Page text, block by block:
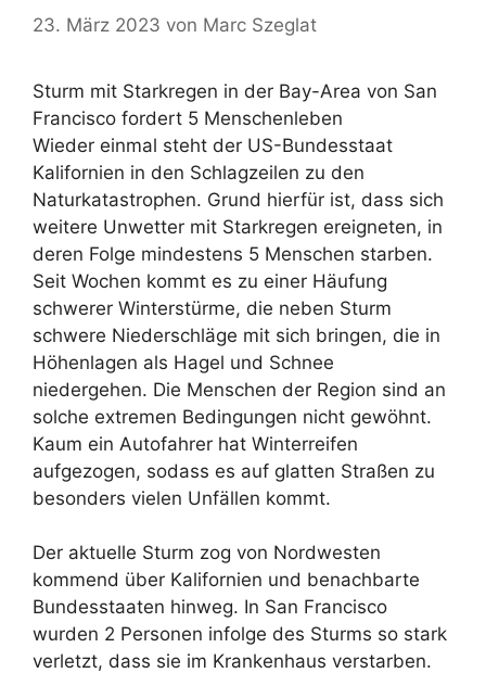
23. März 2023 von Marc Szeglat
Sturm mit Starkregen in der Bay-Area von San
Francisco fordert 5 Menschenleben
Wieder einmal steht der US-Bundesstaat
Kalifornien in den Schlagzeilen zu den
Naturkatastrophen. Grund hierfür ist, dass sich
weitere Unwetter mit Starkregen ereigneten, in
deren Folge mindestens 5 Menschen starben.
Seit Wochen kommt es zu einer Häufung
schwerer Winterstürme, die neben Sturm
schwere Niederschläge mit sich bringen, die in
Höhenlagen als Hagel und Schnee
niedergehen. Die Menschen der Region sind an
solche extremen Bedingungen nicht gewöhnt.
Kaum ein Autofahrer hat Winterreifen
aufgezogen, sodass es auf glatten Straßen zu
besonders vielen Unfällen kommt.
Der aktuelle Sturm zog von Nordwesten
kommend über Kalifornien und benachbarte
Bundesstaaten hinweg. In San Francisco
wurden 2 Personen infolge des Sturms so stark
verletzt, dass sie im Krankenhaus verstarben.